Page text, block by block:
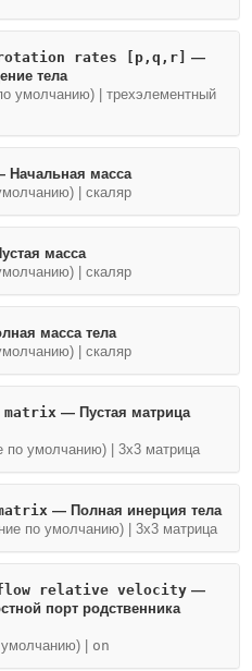
rates [p,q,r]
—
тела
умолчанию) | трехэлементный
Начальная масса
| скаляр
масса
| скаляр
масса тела
| скаляр
— Пустая матрица
по умолчанию) | 3х3 матрица
— Полная инерция тела
по умолчанию) | 3х3 матрица
flow relative velocity —
порт родственника
| on